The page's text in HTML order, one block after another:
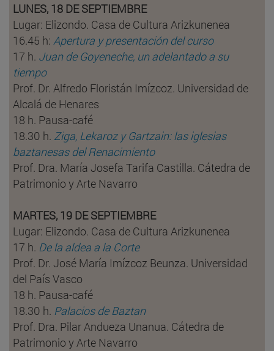
LUNES, 18 DE SEPTIEMBRE
Lugar: Elizondo. Casa de Cultura Arizkunenea
16.45 h: Apertura y presentación del curso
17 h. Juan de Goyeneche, un adelantado a su
tiempo
Prof. Dr. Alfredo Floristán Imízcoz. Universidad de
Alcalá de Henares
18 h. Pausa-café
18.30 h. Ziga, Lekaroz y Gartzain: las iglesias
baztanesas del Renacimiento
Prof. Dra. María Josefa Tarifa Castilla. Cátedra de
Patrimonio y Arte Navarro
MARTES, 19 DE SEPTIEMBRE
Lugar: Elizondo. Casa de Cultura Arizkunenea
17 h. De la aldea a la Corte
Prof. Dr. José María Imízcoz Beunza. Universidad
del País Vasco
18 h. Pausa-café
18.30 h. Palacios de Baztan
Prof. Dra. Pilar Andueza Unanua. Cátedra de
Patrimonio y Arte Navarro